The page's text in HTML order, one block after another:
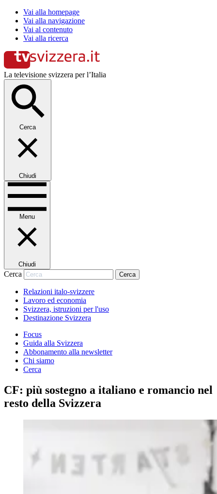
Vai alla homepage
Vai alla navigazione
Vai al contenuto
Vai alla ricerca
La televisione svizzera per l’Italia
Cerca
Chiudi
Menu
Chiudi
Cerca Cerca
Relazioni italo-svizzere
Lavoro ed economia
Svizzera, istruzioni per l'uso
Destinazione Svizzera
Focus
Guida alla Svizzera
Abbonamento alla newsletter
Chi siamo
Cerca
CF: più sostegno a italiano e romancio nel
resto della Svizzera